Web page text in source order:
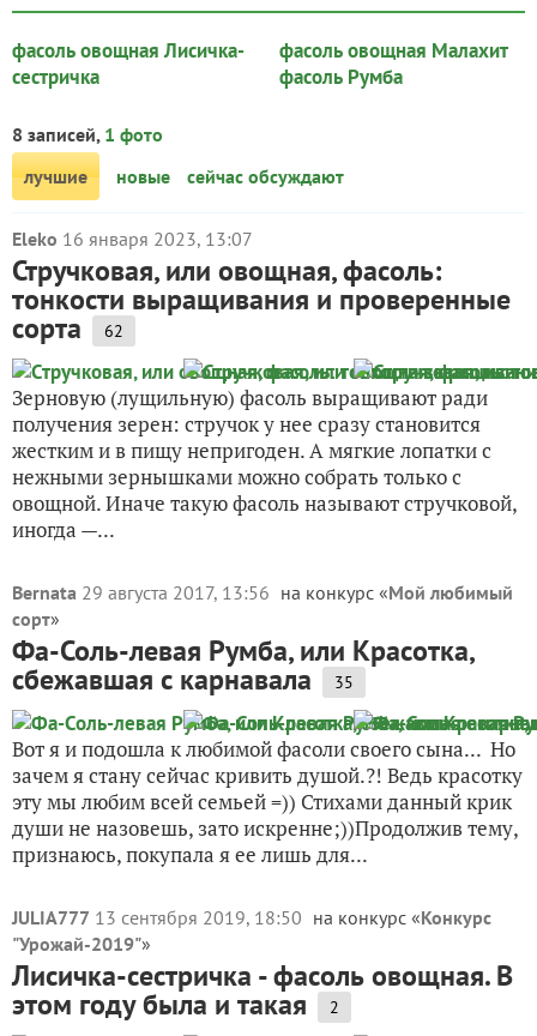
фасоль овощная Лисичка-
сестричка
фасоль овощная Малахит
фасоль Румба
8 записей, 1 фото
лучшие
новые сейчас обсуждают
Eleko 16 января 2023, 13:07
Стручковая, или овощная, фасоль:
тонкости выращивания и проверенные
сорта 62
Зерновую (лущильную) фасоль выращивают ради
получения зерен: стручок у нее сразу становится
жестким и в пищу непригоден. А мягкие лопатки с
нежными зернышками можно собрать только с
овощной. Иначе такую фасоль называют стручковой,
иногда —...
Bernata 29 августа 2017, 13:56 на конкурс «Мой любимый
сорт»
Фа-Соль-левая Румба, или Красотка,
сбежавшая с карнавала 35
Вот я и подошла к любимой фасоли своего сына... Но
зачем я стану сейчас кривить душой.?! Ведь красотку
эту мы любим всей семьей =)) Стихами данный крик
души не назовешь, зато искренне;))Продолжив тему,
признаюсь, покупала я ее лишь для...
JULIA777 13 сентября 2019, 18:50 на конкурс «Конкурс
"Урожай-2019"»
Лисичка-сестричка - фасоль овощная. В
этом году была и такая 2